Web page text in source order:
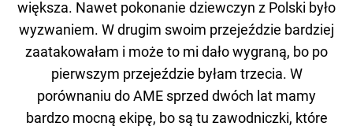
większa. Nawet pokonanie dziewczyn z Polski było
wyzwaniem. W drugim swoim przejeździe bardziej
zaatakowałam i może to mi dało wygraną, bo po
pierwszym przejeździe byłam trzecia. W
porównaniu do AME sprzed dwóch lat mamy
bardzo mocną ekipę, bo są tu zawodniczki, które